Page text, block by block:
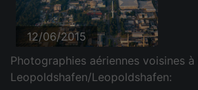
12/06/2015
Photographies aériennes voisines
Leopoldshafen/Leopoldshafen: